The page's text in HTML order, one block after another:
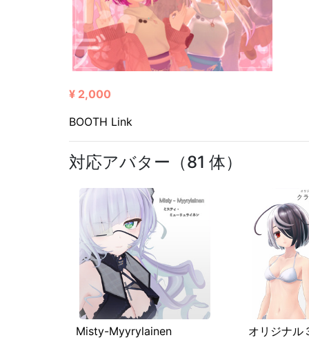
¥ 2,000
BOOTH Link
対応アバター（81 体）
Misty-Myyrylainen
オリジナル